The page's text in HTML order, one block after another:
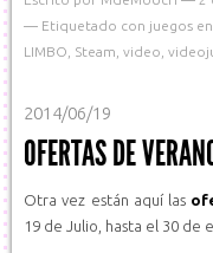
Etiquetado con juegos
LIMBO
Steam video
2014/06/19
OFERTAS DE
Otra vez están aquí las
19 de Julio, hasta el 30 de